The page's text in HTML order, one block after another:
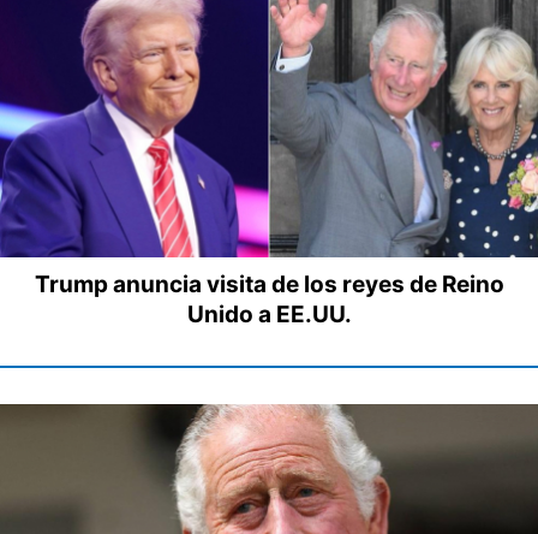
Trump anuncia visita de los reyes de Reino
Unido a EE.UU.